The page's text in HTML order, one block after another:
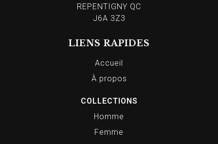
REPENTIGNY QC
J6A 3Z3
LIENS RAPIDES
Accueil
À propos
COLLECTIONS
Homme
Femme